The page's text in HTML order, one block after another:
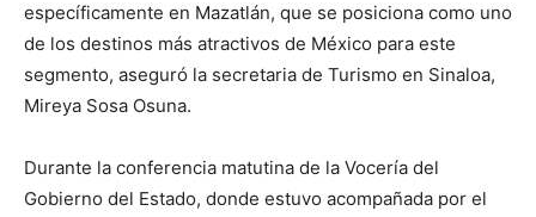
específicamente en Mazatlán, que se posiciona como uno
de los destinos más atractivos de México para este
segmento, aseguró la secretaria de Turismo en Sinaloa,
Mireya Sosa Osuna.
Durante la conferencia matutina de la Vocería del
Gobierno del Estado, donde estuvo acompañada por el